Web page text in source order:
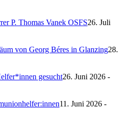
P. Thomas Vanek OSFS26. Juli
von Georg Béres in Glanzing28.
gesucht26. Juni 2026 -
11. Juni 2026 -